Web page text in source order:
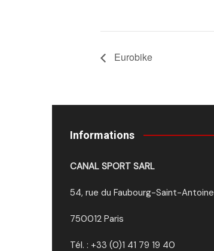
Eurobike
Informations
CANAL SPORT SARL
54, rue du Faubourg-Saint-Antoine
750012 Paris
Tél. : +33 (0)1 41 79 19 40